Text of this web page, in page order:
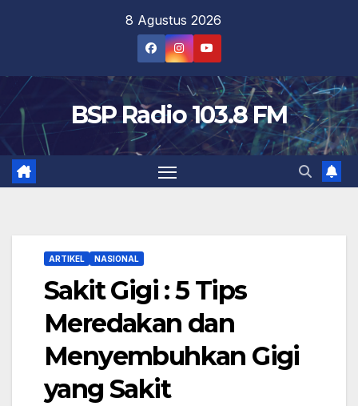
8 Agustus 2026
BSP Radio 103.8 FM
ARTIKEL NASIONAL
Sakit Gigi : 5 Tips
Meredakan dan
Menyembuhkan Gigi
yang Sakit